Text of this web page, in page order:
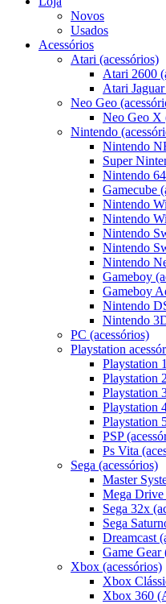
Novos
Usados
Acessórios
Atari (acessórios)
Atari 2600
Atari
Neo Geo
Neo Geo X
Nintendo
Nintendo
Super
Nintendo
Gamecube
Nintendo
Nintendo
Nintendo
Nintendo
Nintendo
Gameboy
Gameboy
Nintendo
Nintendo
PC (acessórios)
Playstation
Playstation
Playstation
Playstation
Playstation
Playstation
PSP
Ps Vita
Sega (acessórios)
Master
Mega Drive
Sega 32x
Sega
Dreamcast
Game Gear
Xbox (acessórios)
Xbox
Xbox 360